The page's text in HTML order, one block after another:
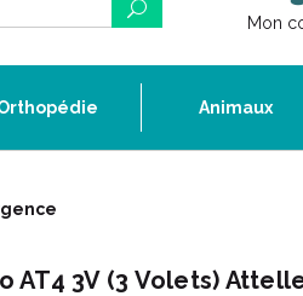
Mon
Animaux
AT4 3V (3 Volets)